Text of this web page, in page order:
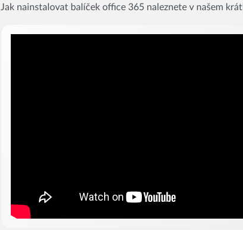
Jak nainstalovat balíček office 365 naleznete v našem